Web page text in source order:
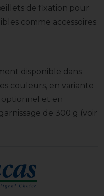
de fixation pour
comme accessoires
disponible dans
couleurs, en variante
optionnel et en
de 300 g (voir